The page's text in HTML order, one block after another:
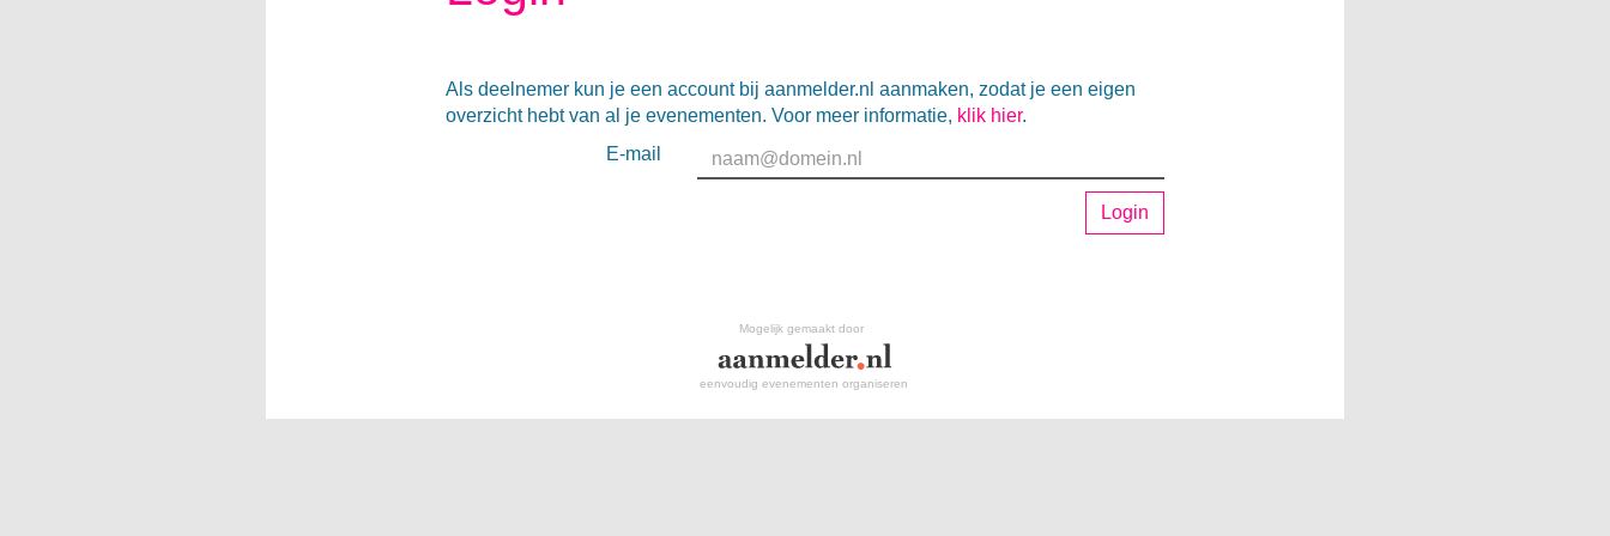
Als deelnemer kun je een account bij aanmelder.nl aanmaken, zodat je een eigen
overzicht hebt van al je evenementen. Voor meer informatie, klik hier.
E-mail
Login
Mogelijk gemaakt door
eenvoudig evenementen organiseren